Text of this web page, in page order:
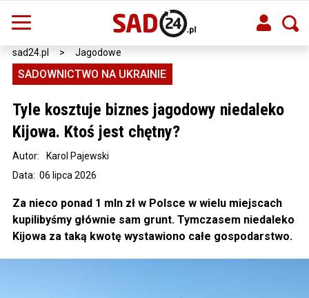
sad24.pl > Jagodowe
SADOWNICTWO NA UKRAINIE
Tyle kosztuje biznes jagodowy niedaleko
Kijowa. Ktoś jest chętny?
Data: 06 lipca 2026
Autor: Karol Pajewski
Za nieco ponad 1 mln zł w Polsce w wielu miejscach
kupilibyśmy głównie sam grunt. Tymczasem niedaleko
Kijowa za taką kwotę wystawiono całe gospodarstwo.